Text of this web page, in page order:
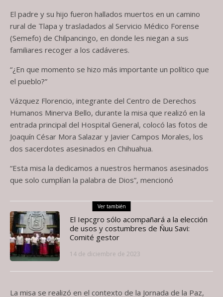
El padre y su hijo fueron hallados muertos en un camino
rural de Tlapa y trasladados al Servicio Médico Forense
(Semefo) de Chilpancingo, en donde les niegan a sus
familiares recoger a los cadáveres.
“¿En que momento se hizo más importante un político que
el pueblo?”
Vázquez Florencio, integrante del Centro de Derechos
Humanos Minerva Bello, durante la misa que realizó en la
entrada principal del Hospital General, colocó las fotos de
Joaquín César Mora Salazar y Javier Campos Morales, los
dos sacerdotes asesinados en Chihuahua.
“Esta misa la dedicamos a nuestros hermanos asesinados
que solo cumplían la palabra de Dios”, mencionó
Ver también
El Iepcgro sólo acompañará a la elección
de usos y costumbres de Ñuu Savi:
Comité gestor
14 de diciembre de 2023
La misa se realizó en el contexto de la Jornada de la Paz,